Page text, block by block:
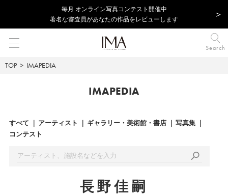
毎⽉ オンライン写真コンテスト開催中
著名な審査員があなたの作品をレビューします
Search
TOP IMAPEDIA
IMAPEDIA
すべて アーティスト ギャラリー・美術館・書店
写真集
コンテスト
長野佳嗣